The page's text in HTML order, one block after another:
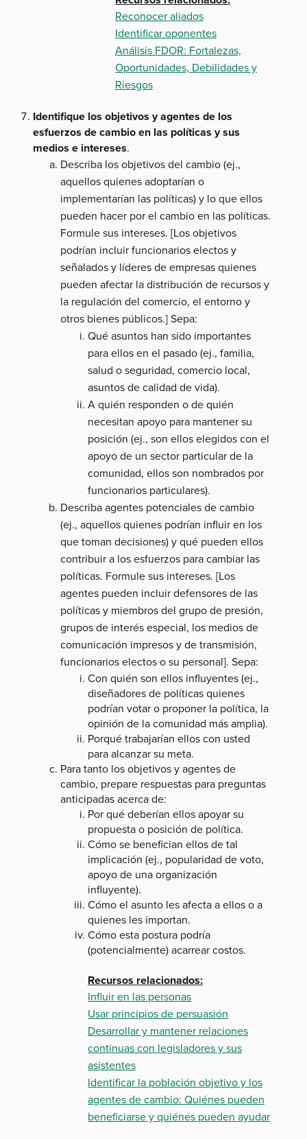
Reconocer aliados
Identificar oponentes
Análisis FDOR: Fortalezas,
Oportunidades, Debilidades y
Riesgos
Identifique los objetivos y agentes de los
esfuerzos de cambio en las políticas y sus
medios e intereses.
Describa los objetivos del cambio (ej.,
aquellos quienes adoptarían o
implementarían las políticas) y lo que ellos
pueden hacer por el cambio en las políticas.
Formule sus intereses. [Los objetivos
podrían incluir funcionarios electos y
señalados y líderes de empresas quienes
pueden afectar la distribución de recursos y
la regulación del comercio, el entorno y
otros bienes públicos.] Sepa:
Qué asuntos han sido importantes
para ellos en el pasado (ej., familia,
salud o seguridad, comercio local,
asuntos de calidad de vida).
A quién responden o de quién
necesitan apoyo para mantener su
posición (ej., son ellos elegidos con el
apoyo de un sector particular de la
comunidad, ellos son nombrados por
funcionarios particulares).
Describa agentes potenciales de cambio
(ej., aquellos quienes podrían influir en los
que toman decisiones) y qué pueden ellos
contribuir a los esfuerzos para cambiar las
políticas. Formule sus intereses. [Los
agentes pueden incluir defensores de las
políticas y miembros del grupo de presión,
grupos de interés especial, los medios de
comunicación impresos y de transmisión,
funcionarios electos o su personal]. Sepa:
Con quién son ellos influyentes (ej.,
diseñadores de políticas quienes
podrían votar o proponer la política, la
opinión de la comunidad más amplia).
Porqué trabajarían ellos con usted
para alcanzar su meta.
Para tanto los objetivos y agentes de
cambio, prepare respuestas para preguntas
anticipadas acerca de:
Por qué deberían ellos apoyar su
propuesta o posición de política.
Cómo se benefician ellos de tal
implicación (ej., popularidad de voto,
apoyo de una organización
influyente).
Cómo el asunto les afecta a ellos o a
quienes les importan.
Cómo esta postura podría
(potencialmente) acarrear costos.
Recursos relacionados:
Influir en las personas
Usar principios de persuasión
Desarrollar y mantener relaciones
continuas con legisladores y sus
asistentes
Identificar la población objetivo y los
agentes de cambio: Quiénes pueden
beneficiarse y quiénes pueden ayudar